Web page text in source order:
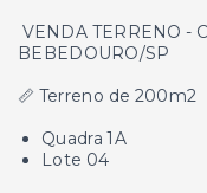
VENDA TERRENO -
BEBEDOURO/SP
📏 Terreno de 200m2
Quadra 1A
Lote 04